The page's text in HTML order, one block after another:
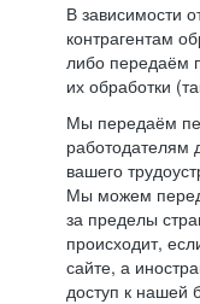
В зависимости
контрагентам
либо передаём
их обработки
Мы передаём
работодателям
вашего
Мы можем
за пределы
происходит,
сайте, а
доступ к нашей